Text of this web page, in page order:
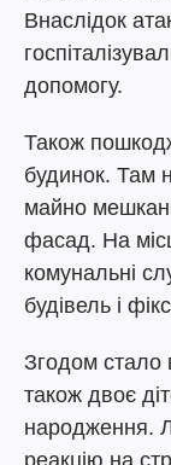
Внаслідок
допомогу.
Також
будинок. Там
майно
фасад. На
комунальні
будівель і
Згодом стало
також двоє
народження.
реакцію на